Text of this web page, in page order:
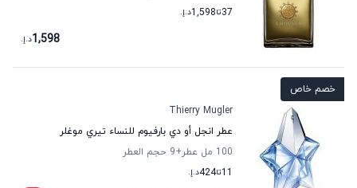
37تا1,598د.إ.
1,598د.إ.
خصم خاص
Thierry Mugler
عطر انجل أو دي بارفيوم للنساء تيري موغلر
100 مل عطر
+9
حجم العطر
11تا424د.إ.